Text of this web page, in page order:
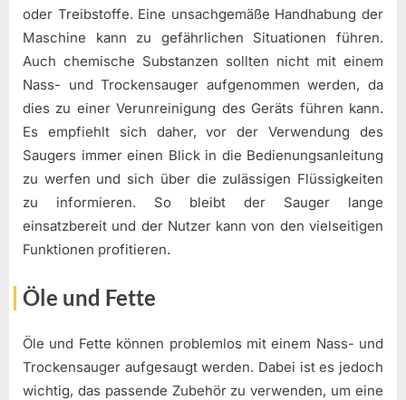
oder Treibstoffe. Eine unsachgemäße Handhabung der
Maschine kann zu gefährlichen Situationen führen.
Auch chemische Substanzen sollten nicht mit einem
Nass- und Trockensauger aufgenommen werden, da
dies zu einer Verunreinigung des Geräts führen kann.
Es empfiehlt sich daher, vor der Verwendung des
Saugers immer einen Blick in die Bedienungsanleitung
zu werfen und sich über die zulässigen Flüssigkeiten
zu informieren. So bleibt der Sauger lange
einsatzbereit und der Nutzer kann von den vielseitigen
Funktionen profitieren.
Öle und Fette
Öle und Fette können problemlos mit einem Nass- und
Trockensauger aufgesaugt werden. Dabei ist es jedoch
wichtig, das passende Zubehör zu verwenden, um eine